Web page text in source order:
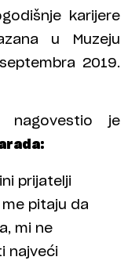
karijere
u Muzeju
2019.
nagovestio je
prijatelji
pitaju da
mi ne
najveći